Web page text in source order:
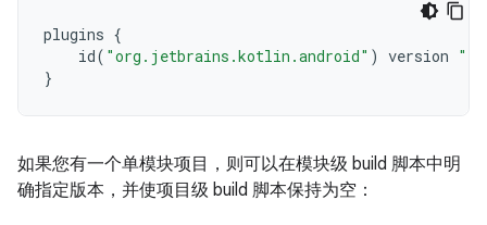
plugins {
id( "org.jetbrains.kotlin.android" ) version
}
如果您有一个单模块项目，则可以在模块级 build 脚本中明
确指定版本，并使项目级 build 脚本保持为空：